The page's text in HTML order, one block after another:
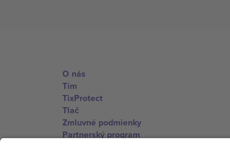
O nás
Tím
TixProtect
Tlač
Zmluvné podmienky
Partnerský program